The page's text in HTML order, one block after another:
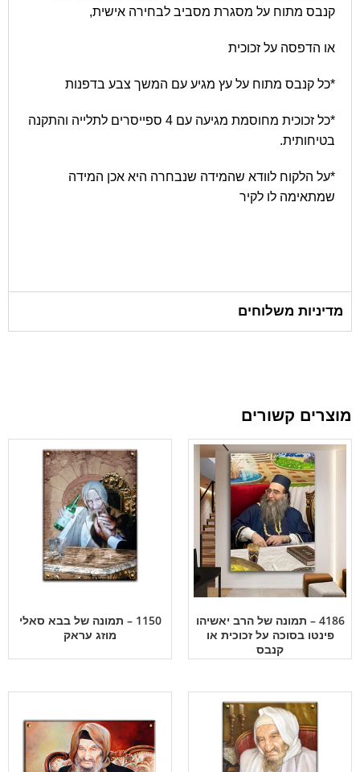
קנבס מתוח על מסגרת מסביב לבחירה אישית,
או הדפסה על זכוכית
*כל קנבס מתוח על עץ מגיע עם המשך צבע בדפנות
*כל זכוכית מחוסמת מגיעה עם 4 ספייסרים לתלייה והתקנה
בטיחותית.
*על הלקוח לוודא שהמידה שנבחרה היא אכן המידה
שמתאימה לו לקיר
מדיניות משלוחים
מוצרים קשורים
4186 – תמונה של הרב יאשיהו
פינטו בסוכה על זכוכית או
קנבס
1150 – תמונה של בבא סאלי
מוזג עראק